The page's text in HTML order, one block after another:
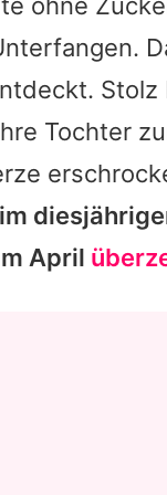
Tochter
April